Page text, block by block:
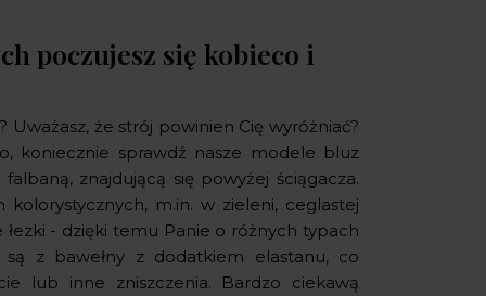
poczujesz się kobieco i
Uważasz, że strój powinien Cię wyróżniać?
koniecznie sprawdź nasze modele bluz
znajdującą się powyżej ściągacza.
m.in. w zieleni, ceglastej
- dzięki temu Panie o różnych typach
z bawełny z dodatkiem elastanu, co
lub inne zniszczenia. Bardzo ciekawą